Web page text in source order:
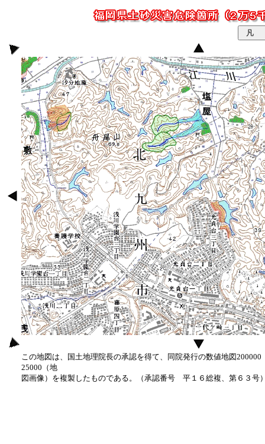
この地図は、国土地理院長の承認を得て、同院発行の数値地図
25000（地
図画像）を複製したものである。（承認番号 平１６総複、第６３号